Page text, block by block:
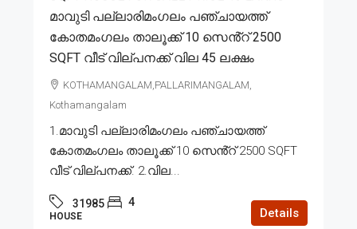
മാവുടി പല്ലാരിമംഗലം പഞ്ചായത്ത്
കോതമംഗലം താലൂക്ക് 10 സെൻ്റ് 2500
SQFT വീട് വില്പനക്ക് വില 45 ലക്ഷം
KOTHAMANGALAM,PALLARIMANGALAM,
Kothamangalam
1.മാവുടി പല്ലാരിമംഗലം പഞ്ചായത്ത്
കോതമംഗലം താലൂക്ക് 10 സെൻ്റ് 2500 SQFT
വീട് വില്പനക്ക്. 2.വില...
31985 4
HOUSE Details